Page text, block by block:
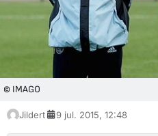
© IMAGO
Jildert 9 jul. 2015, 12:48